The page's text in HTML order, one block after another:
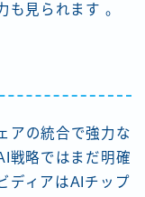
も見られます​ ​。
アの統合で強力な
戦略ではまだ明確
ディアはAIチップ